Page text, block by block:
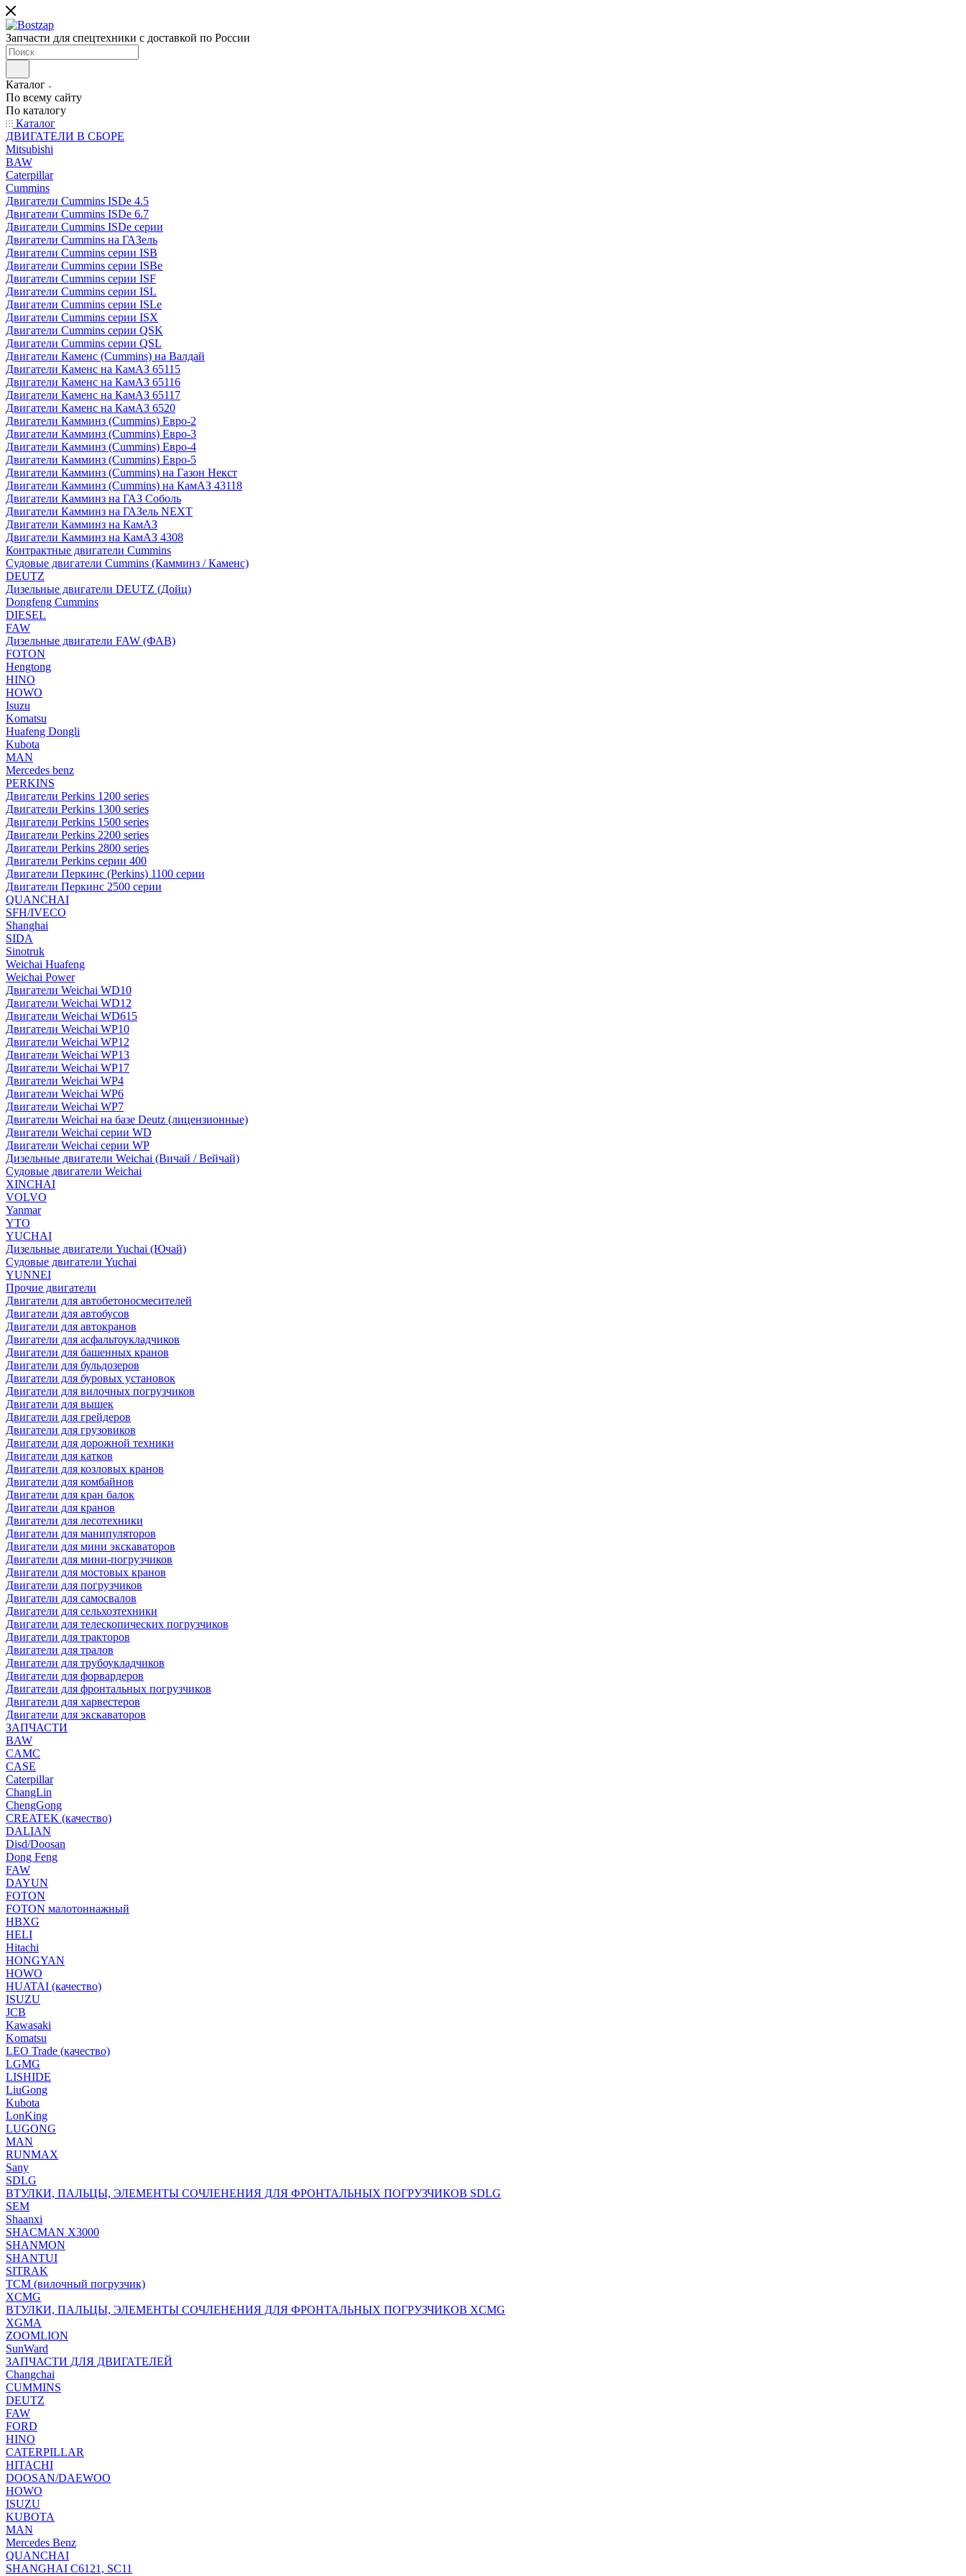
Запчасти для спецтехники с доставкой по России
Каталог
По всему сайту
По каталогу
Каталог
ДВИГАТЕЛИ В СБОРЕ
Mitsubishi
BAW
Caterpillar
Cummins
Двигатели Cummins ISDe 4.5
Двигатели Cummins ISDe 6.7
Двигатели Cummins ISDe серии
Двигатели Cummins на ГАЗель
Двигатели Cummins серии ISB
Двигатели Cummins серии ISBe
Двигатели Cummins серии ISF
Двигатели Cummins серии ISL
Двигатели Cummins серии ISLe
Двигатели Cummins серии ISX
Двигатели Cummins серии QSK
Двигатели Cummins серии QSL
Двигатели Каменс (Cummins) на Валдай
Двигатели Каменс на КамАЗ 65115
Двигатели Каменс на КамАЗ 65116
Двигатели Каменс на КамАЗ 65117
Двигатели Каменс на КамАЗ 6520
Двигатели Камминз (Cummins) Евро-2
Двигатели Камминз (Cummins) Евро-3
Двигатели Камминз (Cummins) Евро-4
Двигатели Камминз (Cummins) Евро-5
Двигатели Камминз (Cummins) на Газон Некст
Двигатели Камминз (Cummins) на КамАЗ 43118
Двигатели Камминз на ГАЗ Соболь
Двигатели Камминз на ГАЗель NEXT
Двигатели Камминз на КамАЗ
Двигатели Камминз на КамАЗ 4308
Контрактные двигатели Cummins
Судовые двигатели Cummins (Камминз / Каменс)
DEUTZ
Дизельные двигатели DEUTZ (Дойц)
Dongfeng Cummins
DIESEL
FAW
Дизельные двигатели FAW (ФАВ)
FOTON
Hengtong
HINO
HOWO
Isuzu
Komatsu
Huafeng Dongli
Kubota
MAN
Mercedes benz
PERKINS
Двигатели Perkins 1200 series
Двигатели Perkins 1300 series
Двигатели Perkins 1500 series
Двигатели Perkins 2200 series
Двигатели Perkins 2800 series
Двигатели Perkins серии 400
Двигатели Перкинс (Perkins) 1100 серии
Двигатели Перкинс 2500 серии
QUANCHAI
SFH/IVECO
Shanghai
SIDA
Sinotruk
Weichai Huafeng
Weichai Power
Двигатели Weichai WD10
Двигатели Weichai WD12
Двигатели Weichai WD615
Двигатели Weichai WP10
Двигатели Weichai WP12
Двигатели Weichai WP13
Двигатели Weichai WP17
Двигатели Weichai WP4
Двигатели Weichai WP6
Двигатели Weichai WP7
Двигатели Weichai на базе Deutz (лицензионные)
Двигатели Weichai серии WD
Двигатели Weichai серии WP
Дизельные двигатели Weichai (Вичай / Вейчай)
Судовые двигатели Weichai
XINCHAI
VOLVO
Yanmar
YTO
YUCHAI
Дизельные двигатели Yuchai (Ючай)
Судовые двигатели Yuchai
YUNNEI
Прочие двигатели
Двигатели для автобетоносмесителей
Двигатели для автобусов
Двигатели для автокранов
Двигатели для асфальтоукладчиков
Двигатели для башенных кранов
Двигатели для бульдозеров
Двигатели для буровых установок
Двигатели для вилочных погрузчиков
Двигатели для вышек
Двигатели для грейдеров
Двигатели для грузовиков
Двигатели для дорожной техники
Двигатели для катков
Двигатели для козловых кранов
Двигатели для комбайнов
Двигатели для кран балок
Двигатели для кранов
Двигатели для лесотехники
Двигатели для манипуляторов
Двигатели для мини экскаваторов
Двигатели для мини-погрузчиков
Двигатели для мостовых кранов
Двигатели для погрузчиков
Двигатели для самосвалов
Двигатели для сельхозтехники
Двигатели для телескопических погрузчиков
Двигатели для тракторов
Двигатели для тралов
Двигатели для трубоукладчиков
Двигатели для форвардеров
Двигатели для фронтальных погрузчиков
Двигатели для харвестеров
Двигатели для экскаваторов
ЗАПЧАСТИ
BAW
CAMC
CASE
Caterpillar
ChangLin
ChengGong
CREATEK (качество)
DALIAN
Disd/Doosan
Dong Feng
FAW
DAYUN
FOTON
FOTON малотоннажный
HBXG
HELI
Hitachi
HONGYAN
HOWO
HUATAI (качество)
ISUZU
JCB
Kawasaki
Komatsu
LEO Trade (качество)
LGMG
LISHIDE
LiuGong
Kubota
LonKing
LUGONG
MAN
RUNMAX
Sany
SDLG
ВТУЛКИ, ПАЛЬЦЫ, ЭЛЕМЕНТЫ СОЧЛЕНЕНИЯ ДЛЯ ФРОНТАЛЬНЫХ ПОГРУЗЧИКОВ SDLG
SEM
Shaanxi
SHACMAN X3000
SHANMON
SHANTUI
SITRAK
TCM (вилочный погрузчик)
XCMG
ВТУЛКИ, ПАЛЬЦЫ, ЭЛЕМЕНТЫ СОЧЛЕНЕНИЯ ДЛЯ ФРОНТАЛЬНЫХ ПОГРУЗЧИКОВ XCMG
XGMA
ZOOMLION
SunWard
ЗАПЧАСТИ ДЛЯ ДВИГАТЕЛЕЙ
Changchai
CUMMINS
DEUTZ
FAW
FORD
HINO
CATERPILLAR
HITACHI
DOOSAN/DAEWOO
HOWO
ISUZU
KUBOTA
MAN
Mercedes Benz
QUANCHAI
SHANGHAI C6121, SC11